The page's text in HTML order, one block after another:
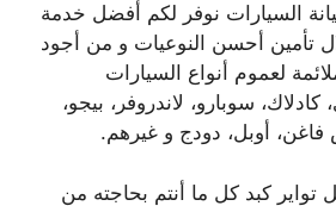
السيارات نوفر لكم أفضل خدمة
تأمين أحسن النوعيات و من أجود
لعموم أنواع السيارات
سوبارو، لاندروفر، بيجو،
فاغن، أوبل، دودج و غيرهم.
تواير كبد كل ما أنتم بحاجته من